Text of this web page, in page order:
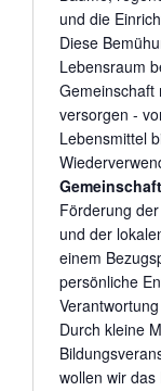
und die
Diese
Lebensraum
Gemeinschaft
versorgen -
Lebensmittel
Förderung
und der
einem
persönliche
Durch kleine
wollen wir